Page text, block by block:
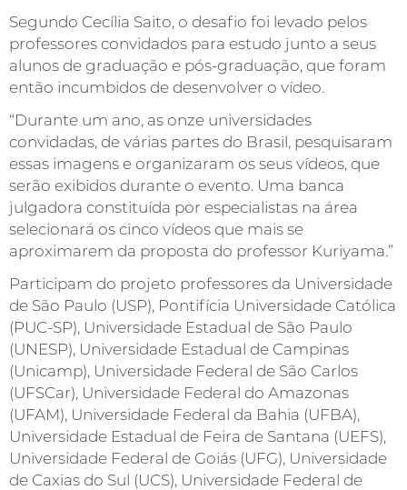
Segundo Cecília Saito, o desafio foi levado pelos
professores convidados para estudo junto a seus
alunos de graduação e pós-graduação, que foram
então incumbidos de desenvolver o vídeo.
“Durante um ano, as onze universidades
convidadas, de várias partes do Brasil, pesquisaram
essas imagens e organizaram os seus vídeos, que
serão exibidos durante o evento. Uma banca
julgadora constituída por especialistas na área
selecionará os cinco vídeos que mais se
aproximarem da proposta do professor Kuriyama.”
Participam do projeto professores da Universidade
de São Paulo (USP), Pontifícia Universidade Católica
(PUC-SP), Universidade Estadual de São Paulo
(UNESP), Universidade Estadual de Campinas
(Unicamp), Universidade Federal de São Carlos
(UFSCar), Universidade Federal do Amazonas
(UFAM), Universidade Federal da Bahia (UFBA),
Universidade Estadual de Feira de Santana (UEFS),
Universidade Federal de Goiás (UFG), Universidade
de Caxias do Sul (UCS), Universidade Federal de